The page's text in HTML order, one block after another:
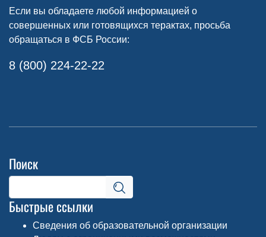
Если вы обладаете любой информацией о
совершенных или готовящихся терактах, просьба
обращаться в ФСБ России:
8 (800) 224-22-22
Поиск
Быстрые ссылки
Сведения об образовательной организации